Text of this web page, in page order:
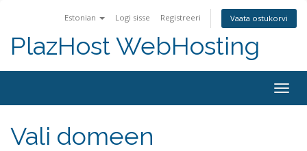
Estonian Logi sisse Registreeri Vaata ostukorvi
PlazHost WebHosting
Vali domeen